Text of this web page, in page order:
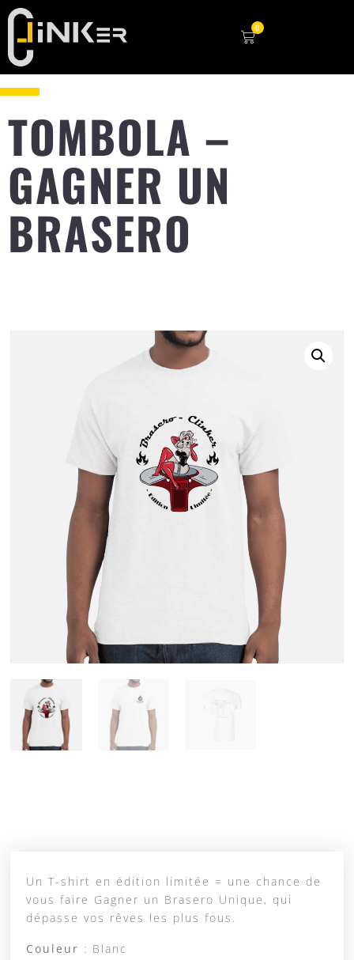
0
TOMBOLA –
GAGNER UN
BRASERO
Un T-shirt en édition limitée = une chance de
vous faire Gagner un Brasero Unique, qui
dépasse vos rêves les plus fous.
Couleur : Blanc